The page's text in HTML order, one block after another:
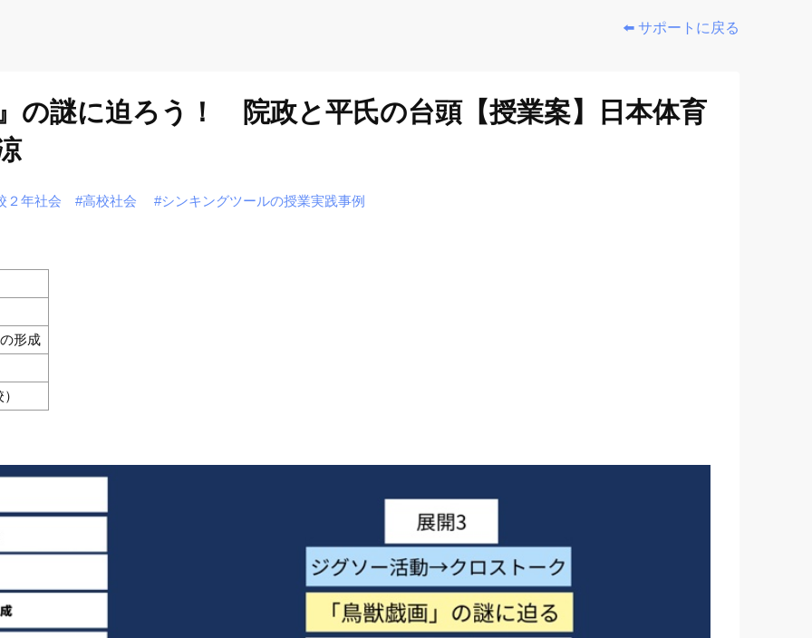
⬅️ サポートに戻る
謎に迫ろう！ 院政と平氏の台頭【授業案】日本体育
２年社会 #高校社会 #シンキングツールの授業実践事例
形成